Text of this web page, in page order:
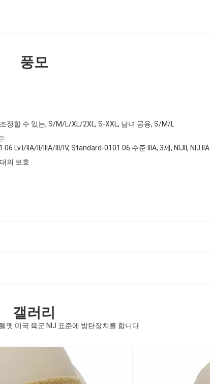
풍모
조정할 수 있는, S/M/L/XL/2XL, S-XXL, 남녀 공용, S/M/L
:
Lv.I/IIA/II/IIIA/III/IV, Standard-0101.06 수준 IIIA, 3세, NIJII, NIJ IIA
의 보호
갤러리
멧 미국 육군 NIJ 표준에 방탄장치를 합니다